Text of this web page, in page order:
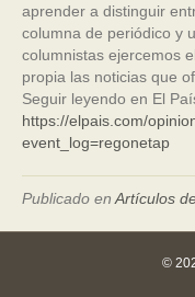
aprender a distinguir
columna de periódico y
columnistas ejercemos
propia las noticias que
Seguir leyendo en El
https://elpais.com/
event_log=regonetap
Publicado en Artículos
©